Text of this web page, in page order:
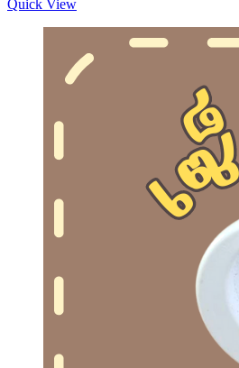
Quick View